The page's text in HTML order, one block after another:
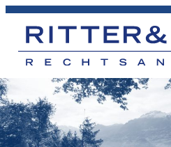
Zum
Inhalt
springen